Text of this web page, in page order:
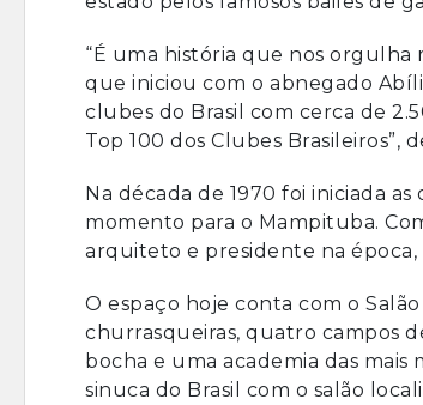
“É uma história que nos
que iniciou com o abnegado
clubes do Brasil com cerca de
Top 100 dos Clubes Brasileiros”,
Na década de 1970 foi iniciada
momento para o Mampituba.
arquiteto e presidente na
O espaço hoje conta com o
churrasqueiras, quatro campos
bocha e uma academia das
sinuca do Brasil com o salão